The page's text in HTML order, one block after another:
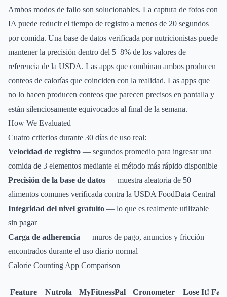
Ambos modos de fallo son solucionables. La captura de fotos con
IA puede reducir el tiempo de registro a menos de 20 segundos
por comida. Una base de datos verificada por nutricionistas puede
mantener la precisión dentro del 5–8% de los valores de
referencia de la USDA. Las apps que combinan ambos producen
conteos de calorías que coinciden con la realidad. Las apps que
no lo hacen producen conteos que parecen precisos en pantalla y
están silenciosamente equivocados al final de la semana.
How We Evaluated
Cuatro criterios durante 30 días de uso real:
Velocidad de registro — segundos promedio para ingresar una
comida de 3 elementos mediante el método más rápido disponible
Precisión de la base de datos — muestra aleatoria de 50
alimentos comunes verificada contra la USDA FoodData Central
Integridad del nivel gratuito — lo que es realmente utilizable
sin pagar
Carga de adherencia — muros de pago, anuncios y fricción
encontrados durante el uso diario normal
Calorie Counting App Comparison
Feature Nutrola MyFitnessPal Cronometer Lose It!